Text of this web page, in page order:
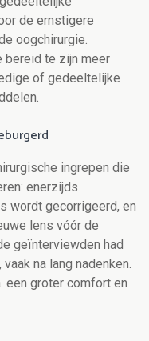
de ernstigere
oogchirurgie.
bereid te zijn meer
of gedeeltelijke
ingrepen die
enerzijds
wordt gecorrigeerd, en
lens vóór de
geïnterviewden had
na lang nadenken.
een groter comfort en